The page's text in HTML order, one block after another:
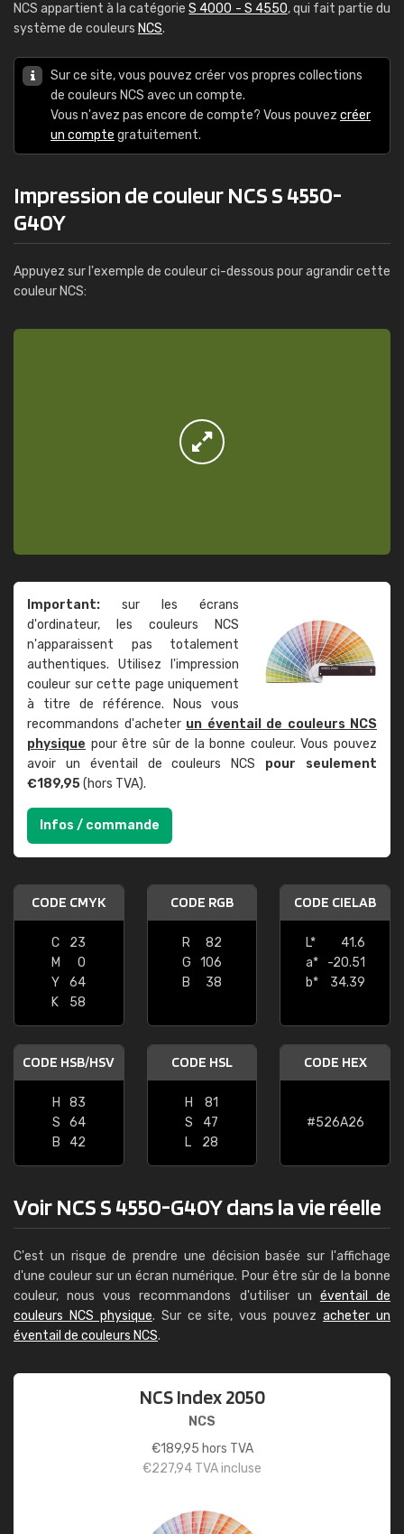
NCS appartient à la catégorieS 4000 - S 4550, qui fait partie du
système de couleurs NCS.
Sur ce site, vous pouvez créer vos propres collections
de couleurs NCS avec un compte.
Vous n'avez pas encore de compte? Vous pouvez créer
un compte gratuitement.
Impression de couleur NCS S 4550-
G40Y
Appuyez sur l'exemple de couleur ci-dessous pour agrandir cette
couleur NCS:
Important: sur les écrans
d'ordinateur, les couleurs NCS
n'apparaissent pas totalement
authentiques. Utilisez l'impression
couleur sur cette page uniquement
à titre de référence. Nous vous
recommandons d'acheter un éventail de couleurs NCS
physique pour être sûr de la bonne couleur. Vous pouvez
avoir un éventail de couleurs NCS pour seulement
€189,95(hors TVA).
Infos / commande
CODE CMYK
C
23
M
0
Y
64
K
58
CODE RGB
R
82
G
106
B
38
CODE CIELAB
L*
41.6
a*
-20.51
b*
34.39
CODE HSB/HSV
H
83
S
64
B
42
CODE HSL
H
81
S
47
L
28
CODE HEX
#526A26
Voir NCS S 4550-G40Y dans la vie réelle
C'est un risque de prendre une décision basée sur l'affichage
d'une couleur sur un écran numérique. Pour être sûr de la bonne
couleur, nous vous recommandons d'utiliser un éventail de
couleurs NCS physique. Sur ce site, vous pouvezacheter un
éventail de couleurs NCS.
NCS Index 2050
NCS
€189,95 hors TVA
€227,94 TVA incluse